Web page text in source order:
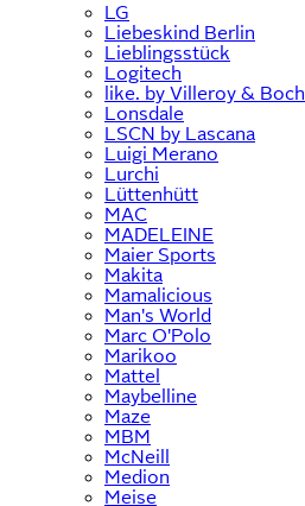
LG
Liebeskind Berlin
Lieblingsstück
Logitech
like. by Villeroy & Boch
Lonsdale
LSCN by Lascana
Luigi Merano
Lurchi
Lüttenhütt
MAC
MADELEINE
Maier Sports
Makita
Mamalicious
Man's World
Marc O'Polo
Marikoo
Mattel
Maybelline
Maze
MBM
McNeill
Medion
Meise